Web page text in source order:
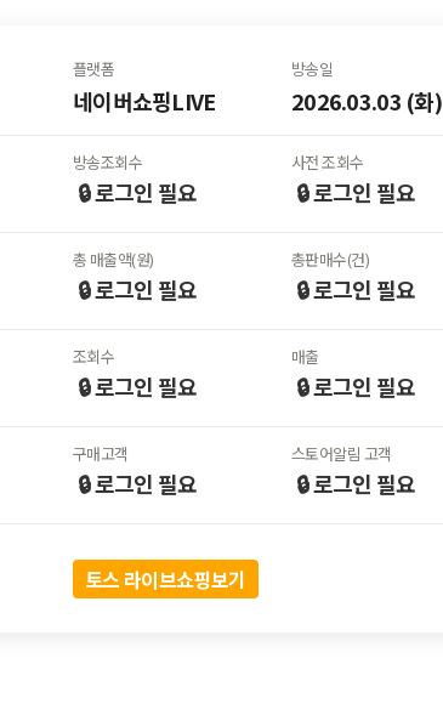
플랫폼
네이버쇼핑LIVE
방송일
2026.03.03 (화)
방송조회수
🔒 로그인 필요
사전 조회수
🔒 로그인 필요
총 매출액(원)
🔒 로그인 필요
총판매수(건)
🔒 로그인 필요
조회수
🔒 로그인 필요
매출
🔒 로그인 필요
구매고객
🔒 로그인 필요
스토어알림 고객
🔒 로그인 필요
토스 라이브쇼핑보기